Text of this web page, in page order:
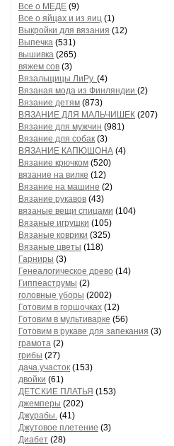
Все о МЕДЕ (9)
Все о яйцах и из яиц (1)
Выкройки для вязания (12)
Выпечка (531)
вышивка (265)
вяжем сов (3)
Вязальщицы ЛиРу. (4)
Вязаная мода из Финляндии (2)
Вязание детям (873)
ВЯЗАНИЕ ДЛЯ МАЛЬЧИШЕК (207)
Вязание для мужчин (981)
Вязание для собак (3)
ВЯЗАНИЕ КАПЮШОНА (4)
Вязание крючком (520)
вязание на вилке (12)
Вязание на машине (2)
Вязание рукавов (43)
вязаные вещи спицами (104)
Вязаные игрушки (105)
Вязаные коврики (325)
Вязаные цветы (118)
Гарниры (3)
Генеалогическое древо (14)
Гиппеаструмы (2)
головные уборы (2002)
Готовим в горшочках (12)
Готовим в мультиварке (56)
Готовим в рукаве для запекания (3)
грамота (2)
грибы (27)
дача.участок (153)
двойки (61)
ДЕТСКИЕ ПЛАТЬЯ (153)
джемперы (202)
Джурабы. (41)
Джутовое плетение (3)
Диабет (28)